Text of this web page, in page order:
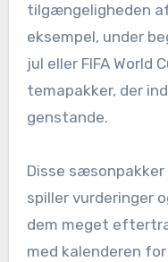
tilgængeligheden
eksempel, under
jul eller FIFA World
temapakker, der
genstande.
Disse
spiller vurderinger
dem meget
med kalenderen